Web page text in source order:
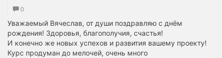
0
Уважаемый Вячеслав, от души поздравляю с днём
рождения! Здоровья, благополучия, счастья!
И конечно же новых успехов и развития вашему проекту!
Курс продуман до мелочей, очень много